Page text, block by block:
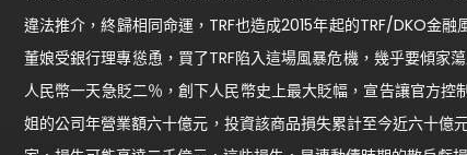
違法推介，終歸相同命運，TRF也造成2015年起的TRF/DKO金
董娘受銀行理專慫恿，買了TRF陷入這場風暴危機，幾乎要傾家
人民幣一天急貶二％，創下人民幣史上最大貶幅，宣告讓官方
姐的公司年營業額六十億元，投資該商品損失累計至今近六十